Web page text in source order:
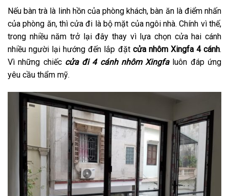
Nếu bàn trà là linh hồn của phòng khách, bàn ăn là điểm nhấn
của phòng ăn, thì cửa đi là bộ mặt của ngôi nhà. Chính vì thế,
trong nhiều năm trở lại đây thay vì lựa chọn cửa hai cánh
nhiều người lại hướng đến lắp đặt cửa nhôm Xingfa 4 cánh.
Vì những chiếc cửa đi 4 cánh nhôm Xingfaluôn đáp ứng
yêu cầu thẩm mỹ.